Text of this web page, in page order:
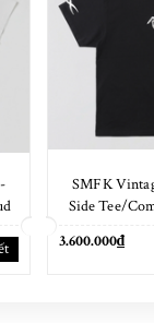
SMFK
Side Tee/
3.600.000₫